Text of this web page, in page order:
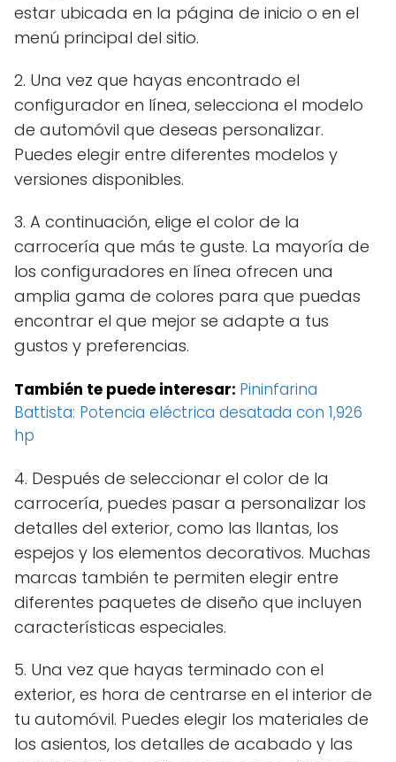
estar ubicada en la página de inicio o en el
menú principal del sitio.
2. Una vez que hayas encontrado el
configurador en línea, selecciona el modelo
de automóvil que deseas personalizar.
Puedes elegir entre diferentes modelos y
versiones disponibles.
3. A continuación, elige el color de la
carrocería que más te guste. La mayoría de
los configuradores en línea ofrecen una
amplia gama de colores para que puedas
encontrar el que mejor se adapte a tus
gustos y preferencias.
También te puede interesar: Pininfarina
Battista: Potencia eléctrica desatada con 1,926
hp
4. Después de seleccionar el color de la
carrocería, puedes pasar a personalizar los
detalles del exterior, como las llantas, los
espejos y los elementos decorativos. Muchas
marcas también te permiten elegir entre
diferentes paquetes de diseño que incluyen
características especiales.
5. Una vez que hayas terminado con el
exterior, es hora de centrarse en el interior de
tu automóvil. Puedes elegir los materiales de
los asientos, los detalles de acabado y las